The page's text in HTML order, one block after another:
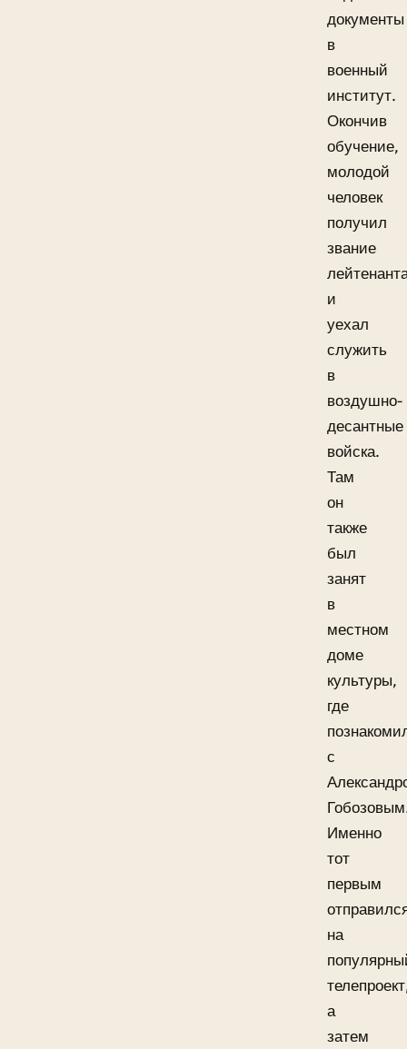
документы
в
военный
институт.
Окончив
обучение,
молодой
человек
получил
звание
и
уехал
служить
в
воздушно-
десантные
войска.
Там
он
также
был
занят
в
местном
доме
культуры,
где
с
Именно
тот
первым
на
а
затем